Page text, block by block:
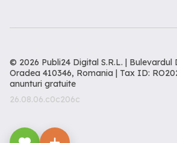
© 2026 Publi24 Digital S.R.L. | Bulevardul
Oradea 410346, Romania | Tax ID:
anunturi gratuite
26.08.06.c0c206c